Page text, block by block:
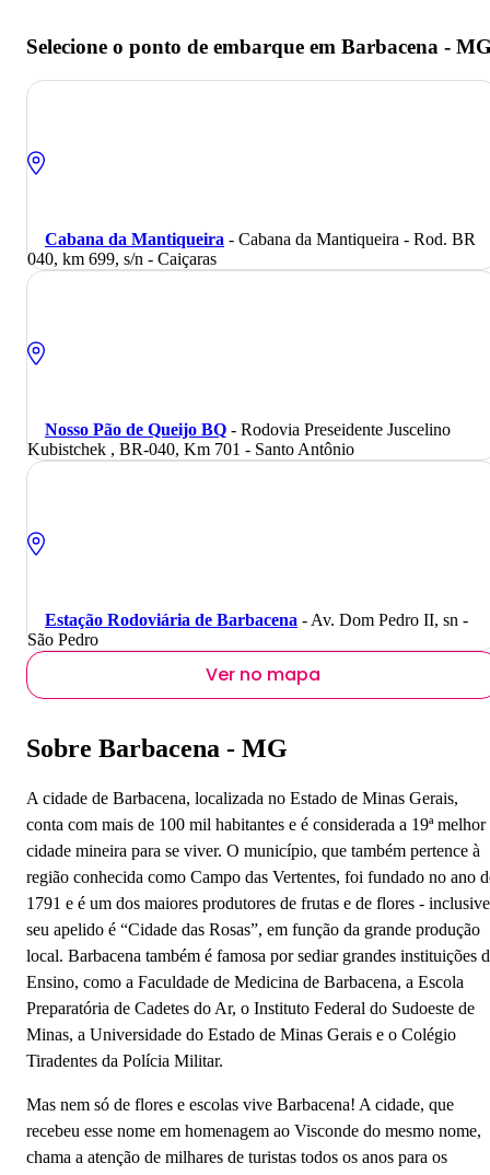
Selecione o ponto de embarque em Barbacena -
Cabana da Mantiqueira - Cabana da Mantiqueira - Rod. BR
040, km 699, s/n - Caiçaras
Nosso Pão de Queijo BQ - Rodovia Preseidente Juscelino
Kubistchek , BR-040, Km 701 - Santo Antônio
Estação Rodoviária de Barbacena - Av. Dom Pedro II, sn -
São Pedro
Ver no mapa
Sobre Barbacena - MG
A cidade de Barbacena, localizada no Estado de Minas Gerais,
conta com mais de 100 mil habitantes e é considerada a 19ª melhor
cidade mineira para se viver. O município, que também pertence à
região conhecida como Campo das Vertentes, foi fundado no ano
1791 e é um dos maiores produtores de frutas e de flores -
seu apelido é “Cidade das Rosas”, em função da grande produção
local. Barbacena também é famosa por sediar grandes instituições
Ensino, como a Faculdade de Medicina de Barbacena, a Escola
Preparatória de Cadetes do Ar, o Instituto Federal do Sudoeste de
Minas, a Universidade do Estado de Minas Gerais e o Colégio
Tiradentes da Polícia Militar.
Mas nem só de flores e escolas vive Barbacena! A cidade, que
recebeu esse nome em homenagem ao Visconde do mesmo nome,
chama a atenção de milhares de turistas todos os anos para os